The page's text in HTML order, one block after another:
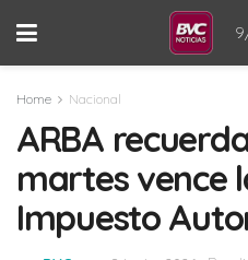
Home Nacional
ARBA
martes vence
Impuesto